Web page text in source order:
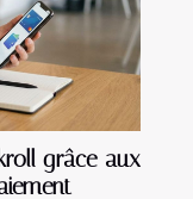
grâce aux